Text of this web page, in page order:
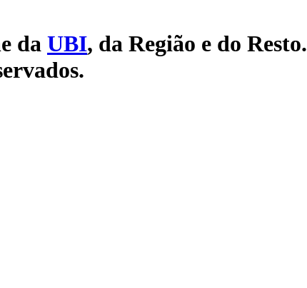
da UBI, da Região e do Resto.